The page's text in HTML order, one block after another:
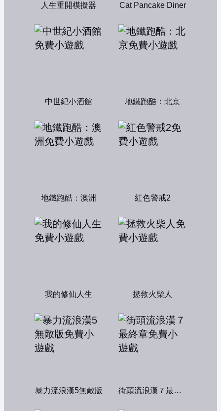
人生重開模擬器 Cat Pancake Diner
中世紀小酒館 地鐵跑酷：北京
地鐵跑酷：澳洲 紅色警戒2
我的修仙人生 拯救火柴人
暴力流浪漢5無敵版 街頭流浪漢７最終章